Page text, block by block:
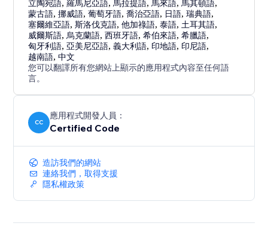
立陶宛語,羅馬尼亞語, 馬拉提語, 馬來語, 馬其頓語,
蒙古語,挪威語,葡萄牙語,喬治亞語, 日語,瑞典語,
塞爾維亞語,斯洛伐克語,他加祿語,泰語, 土耳其語,
威爾斯語, 烏克蘭語,西班牙語,希伯來語,希臘語,
匈牙利語,亞美尼亞語,義大利語, 印地語, 印尼語,
越南語,中文
您可以翻譯所有您網站上顯示的應用程式內容至任何語
言。
CC
應用程式開發人員：
Certified Code
造訪我們的網站
連絡我們，取得支援
隱私權政策